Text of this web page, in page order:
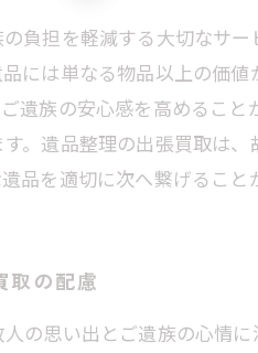
負担を軽減する大切なサ
には単なる物品以上の価
遺族の安心感を高めるこ
。遺品整理の出張買取は
品を適切に次へ繋げること
取の配慮
の思い出とご遺族の心情